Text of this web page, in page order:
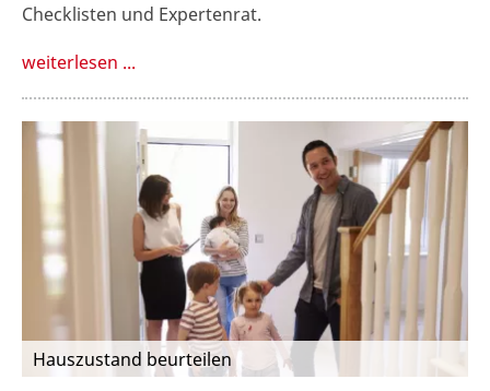
Checklisten und Expertenrat.
weiterlesen ...
Hauszustand beurteilen